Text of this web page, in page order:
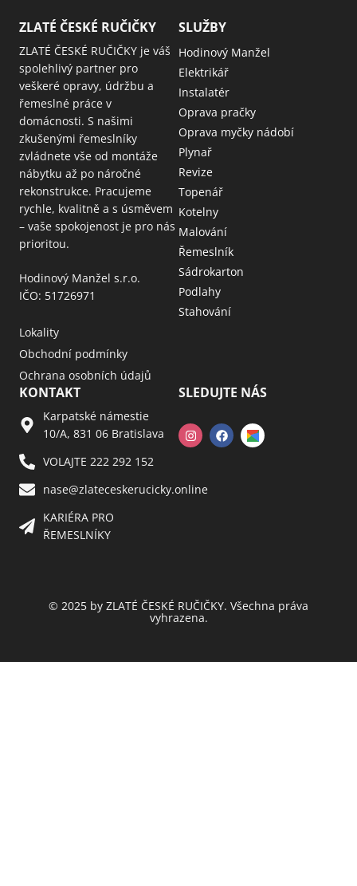
ZLATÉ ČESKÉ RUČIČKY
ZLATÉ ČESKÉ RUČIČKY je váš
spolehlivý partner pro
veškeré opravy, údržbu a
řemeslné práce v
domácnosti. S našimi
zkušenými řemeslníky
zvládnete vše od montáže
nábytku až po náročné
rekonstrukce. Pracujeme
rychle, kvalitně a s úsměvem
– vaše spokojenost je pro nás
prioritou.
Hodinový Manžel s.r.o.
IČO: 51726971
Lokality
Obchodní podmínky
Ochrana osobních údajů
SLUŽBY
Hodinový Manžel
Elektrikář
Instalatér
Oprava pračky
Oprava myčky nádobí
Plynař
Revize
Topenář
Kotelny
Malování
Řemeslník
Sádrokarton
Podlahy
Stahování
KONTAKT
Karpatské námestie
10/A, 831 06 Bratislava
VOLAJTE 222 292 152
nase@zlateceskerucicky.online
KARIÉRA PRO
ŘEMESLNÍKY
SLEDUJTE NÁS
© 2025 by ZLATÉ ČESKÉ RUČIČKY. Všechna práva
vyhrazena.